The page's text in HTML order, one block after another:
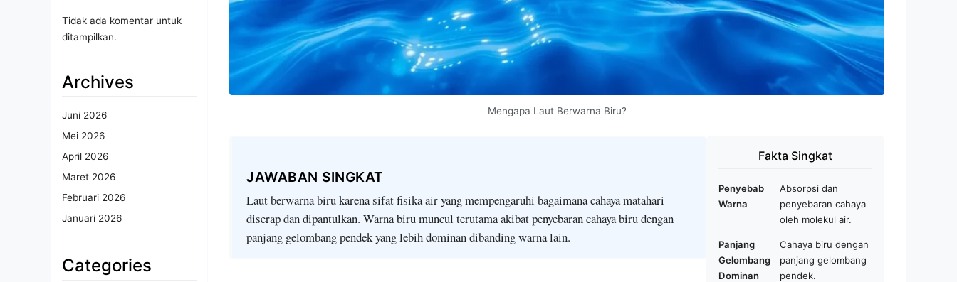
Tidak ada komentar untuk
ditampilkan.
Archives
Juni 2026
Mei 2026
April 2026
Maret 2026
Februari 2026
Januari 2026
Categories
Mengapa Laut Berwarna Biru?
JAWABAN SINGKAT
Laut berwarna biru karena sifat fisika air yang mempengaruhi bagaimana cahaya matahari
diserap dan dipantulkan. Warna biru muncul terutama akibat penyebaran cahaya biru dengan
panjang gelombang pendek yang lebih dominan dibanding warna lain.
Fakta Singkat
Penyebab
Warna
Absorpsi dan
penyebaran cahaya
oleh molekul air.
Panjang
Gelombang
Dominan
Cahaya biru dengan
panjang gelombang
pendek.